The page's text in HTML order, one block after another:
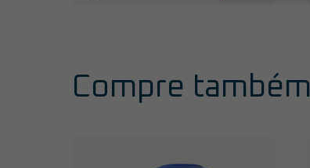
Compre também